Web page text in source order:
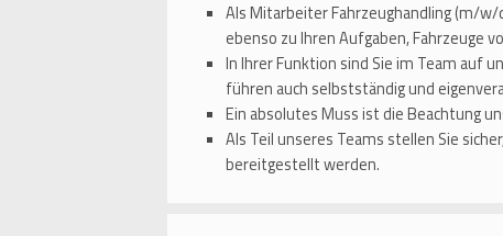
Als Mitarbeiter Fahrzeughandling (m/
ebenso zu Ihren Aufgaben, Fahrzeuge
In Ihrer Funktion sind Sie im Team auf
führen auch selbstständig und
Ein absolutes Muss ist die Beachtung
Als Teil unseres Teams stellen Sie
bereitgestellt werden.